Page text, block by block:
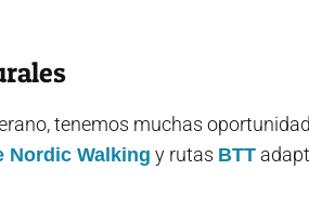
tenemos muchas
Nordic Walking y rutas BTT